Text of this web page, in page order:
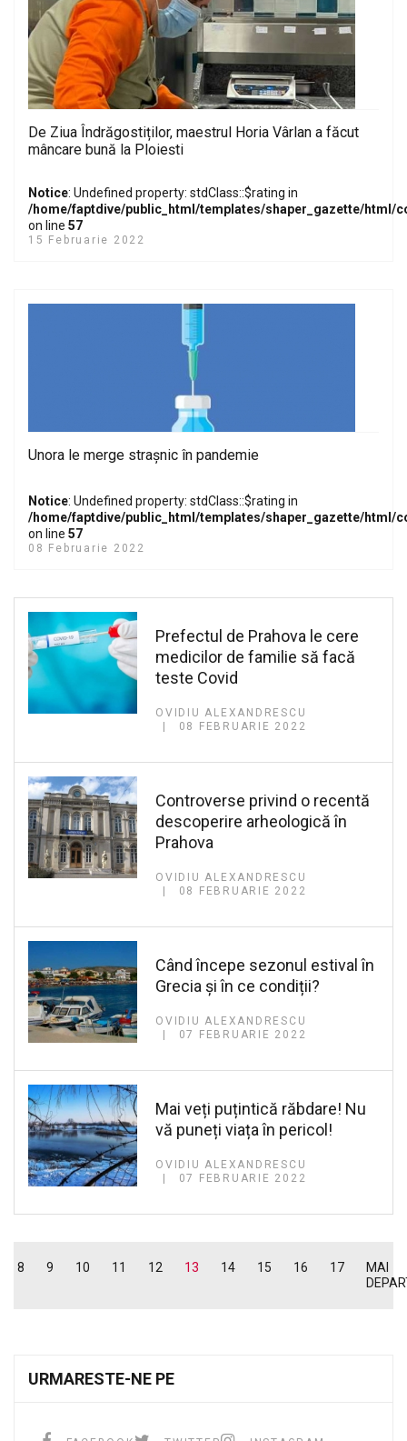
De Ziua Îndrăgostiților, maestrul Horia Vârlan a făcut
mâncare bună la Ploiești
Notice: Undefined property: stdClass::$rating in
/home/faptdive/public_html/templates/shaper_gazette/html/
on line 57
15 Februarie 2022
Unora le merge strașnic în pandemie
Notice: Undefined property: stdClass::$rating in
/home/faptdive/public_html/templates/shaper_gazette/html/
on line 57
08 Februarie 2022
Prefectul de Prahova le cere
medicilor de familie să facă
teste Covid
OVIDIU ALEXANDRESCU
08 FEBRUARIE 2022
Controverse privind o recentă
descoperire arheologică în
Prahova
OVIDIU ALEXANDRESCU
08 FEBRUARIE 2022
Când începe sezonul estival în
Grecia și în ce condiții?
OVIDIU ALEXANDRESCU
07 FEBRUARIE 2022
Mai veți puțintică răbdare! Nu
vă puneți viața în pericol!
OVIDIU ALEXANDRESCU
07 FEBRUARIE 2022
8 9 10 11 12 13 14 15 16 17
MAI
URMARESTE-NE PE